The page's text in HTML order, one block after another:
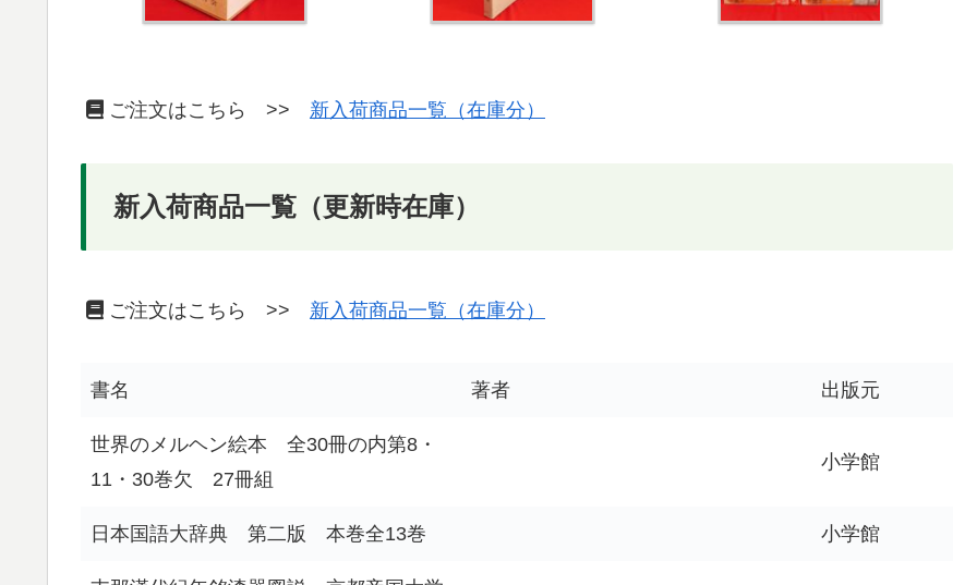
ご注文はこちら >> 新入荷商品一覧（在庫分）
新入荷商品一覧（更新時在庫）
ご注文はこちら >> 新入荷商品一覧（在庫分）
書名 著者 出版元
世界のメルヘン絵本 全30冊の内第8・
11・30巻欠 27冊組
小学館
日本国語大辞典 第二版 本巻全13巻 小学館